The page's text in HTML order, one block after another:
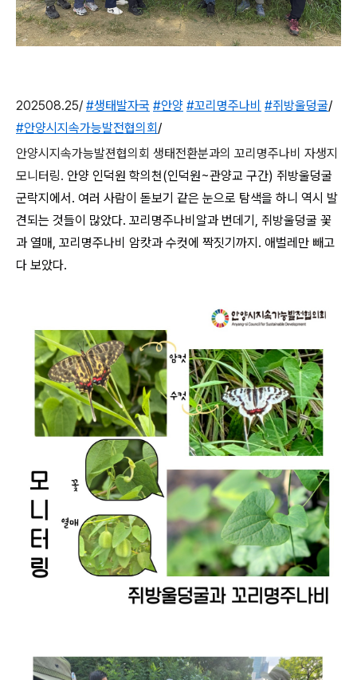
202508.25/ #생태발자국 #안양 #꼬리명주나비 #쥐방울덩굴/
#안양시지속가능발전협의회/
안양시지속가능발젼협의회 생태전환분과의 꼬리명주나비 자생지
모니터링. 안양 인덕원 학의천(인덕원~관양교 구간) 쥐방울덩굴
군락지에서. 여러 사람이 돋보기 같은 눈으로 탐색을 하니 역시 발
견되는 것들이 많았다. 꼬리명주나비알과 번데기, 쥐방울덩굴 꽃
과 열매, 꼬리명주나비 암캇과 수컷에 짝짓기까지. 애벌레만 빼고
다 보았다.